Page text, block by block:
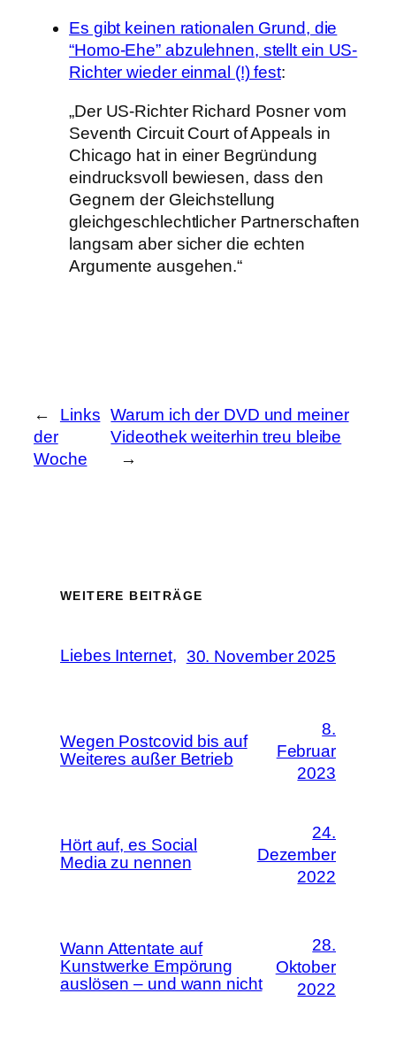
Es gibt keinen rationalen Grund, die
“Homo-Ehe” abzulehnen, stellt ein US-
Richter wieder einmal (!) fest:
„Der US-Richter Richard Posner vom
Seventh Circuit Court of Appeals in
Chicago hat in einer Begründung
eindrucksvoll bewiesen, dass den
Gegnern der Gleichstellung
gleichgeschlechtlicher Partnerschaften
langsam aber sicher die echten
Argumente ausgehen.“
←
Links
der
Woche
Warum ich der DVD und meiner
Videothek weiterhin treu bleibe
→
WEITERE BEITRÄGE
Liebes Internet, 30. November 2025
Wegen Postcovid bis auf
Weiteres außer Betrieb
8.
Februar
2023
Hört auf, es Social
Media zu nennen
24.
Dezember
2022
Wann Attentate auf
Kunstwerke Empörung
auslösen – und wann nicht
28.
Oktober
2022